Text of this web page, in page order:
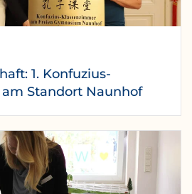
1. Konfuzius-
Standort Naunhof